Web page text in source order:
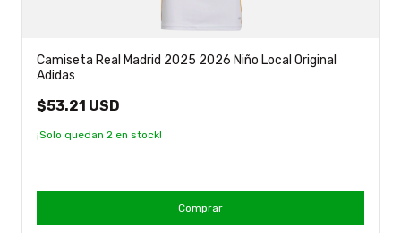
Camiseta Real Madrid 2025 2026 Niño Local Original
Adidas
$53.21 USD
¡Solo quedan 2 en stock!
Comprar